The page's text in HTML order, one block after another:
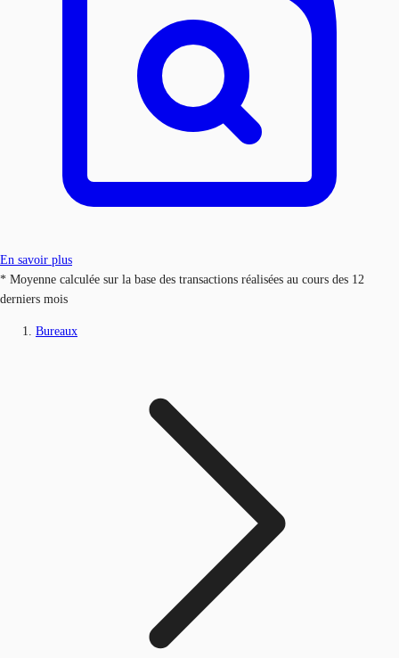
En savoir plus
* Moyenne calculée sur la base des transactions réalisées au cours des 12
derniers mois
Bureaux